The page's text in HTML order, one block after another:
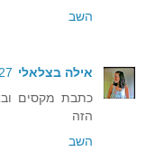
השב
אילה בצלאלי 27 בנובמבר 2013 בשעה 15:42
כתבת מקסים
הזה
השב